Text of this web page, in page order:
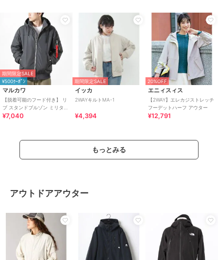
期間限定SALE
¥500ｸｰﾎﾟﾝ
マルカワ
【脱着可能のフード付き】 リ
ブ スタンドブルゾン ミリタリ
ージャケット 2WAY
¥7,040
期間限定SALE
イッカ
2WAYキルトMA-1
¥4,394
20%OFF
エニィスィス
【2WAY】エレカジストレッチ
フーデットハーフ アウター
¥12,791
もっとみる
アウトドアアウター